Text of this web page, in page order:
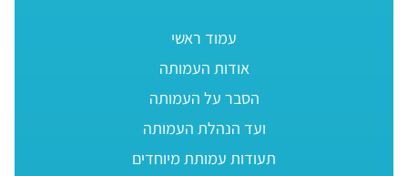
עמוד ראשי
אודות העמותה
הסבר על העמותה
ועד הנהלת העמותה
תעודות עמותת מיוחדים